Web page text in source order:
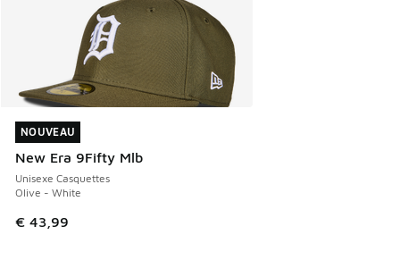
NOUVEAU
New Era 9Fifty Mlb
Unisexe Casquettes
Olive - White
€ 43,99
NOUVEAU